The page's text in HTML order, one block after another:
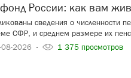
России: как вам
сведения о численности
СФР, и среднем размере их
08-2026
1 375 просмотров